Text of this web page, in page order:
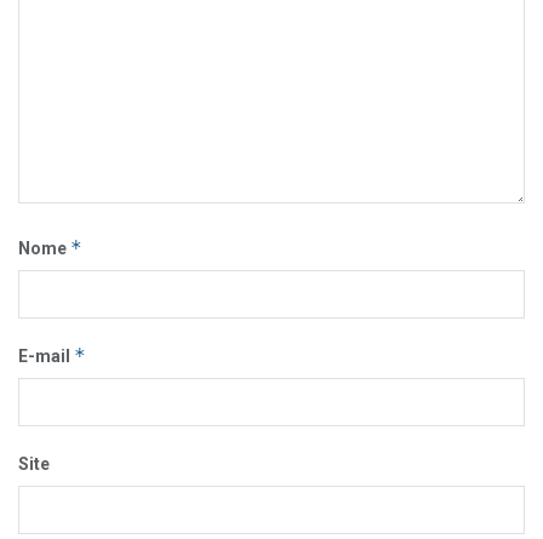
Nome *
E-mail *
Site